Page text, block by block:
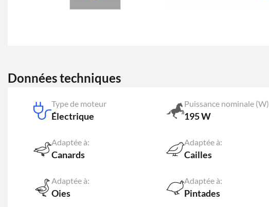
Données techniques
Type de moteur
Électrique
Puissance nominale (W)
195 W
Adaptée à:
Canards
Adaptée à:
Cailles
Adaptée à:
Oies
Adaptée à:
Pintades